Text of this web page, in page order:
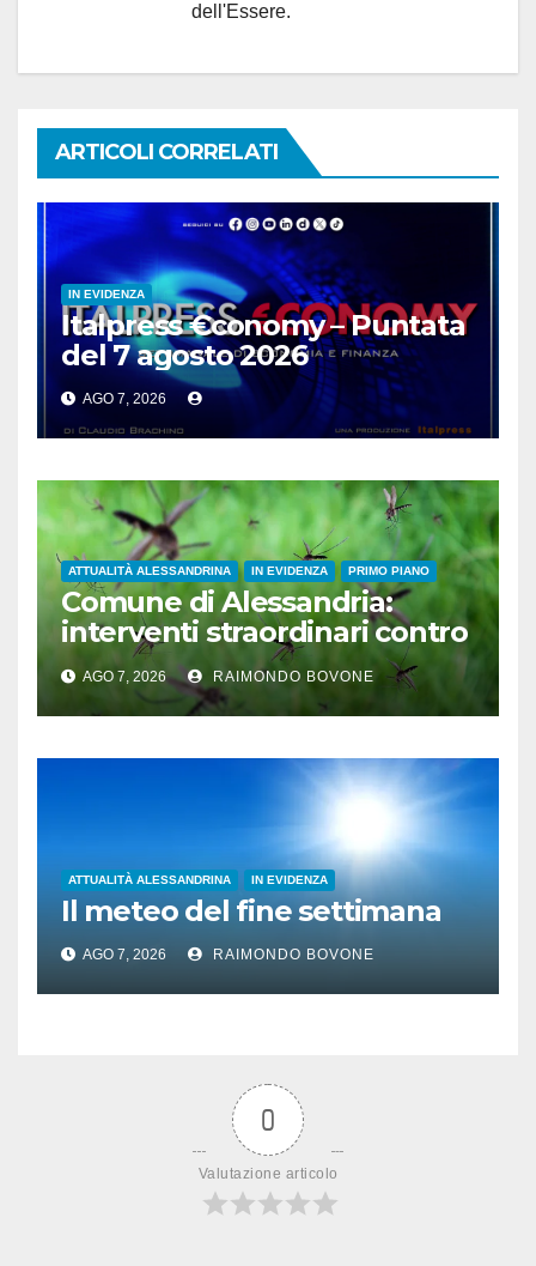
dell'Essere.
ARTICOLI CORRELATI
IN EVIDENZA
Italpress €conomy – Puntata
del 7 agosto 2026
AGO 7, 2026
ATTUALITÀ ALESSANDRINA IN EVIDENZA PRIMO PIANO
Comune di Alessandria:
interventi straordinari contro
le zanzare
AGO 7, 2026 RAIMONDO BOVONE
ATTUALITÀ ALESSANDRINA IN EVIDENZA
Il meteo del fine settimana
AGO 7, 2026 RAIMONDO BOVONE
0
Valutazione articolo